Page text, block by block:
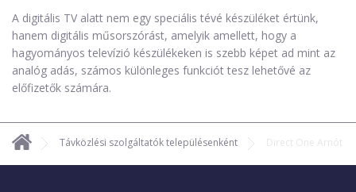
A digitális TV alatt nem egy speciális tévé készüléket értünk,
hanem digitális műsorszórást, amelyik amellett, hogy a
hagyományos televízió készülékeken is szebb képet ad mint az
analóg adás, számos különleges funkciót tesz lehetővé az
előfizetők számára.
Távközlési szolgáltatók településenként Direct One Arnót